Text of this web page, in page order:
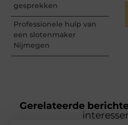
gesprekken
Professionele hulp van
een slotenmaker
Nijmegen
Gerelateerde